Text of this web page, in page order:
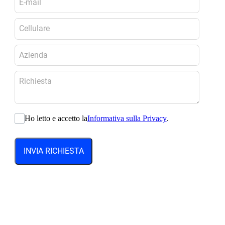
Ho letto e accetto laInformativa sulla Privacy.
INVIA RICHIESTA